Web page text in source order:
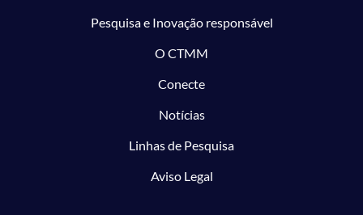
Pesquisa e Inovação responsável
O CTMM
Conecte
Notícias
Linhas de Pesquisa
Aviso Legal